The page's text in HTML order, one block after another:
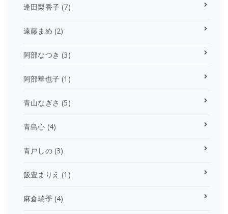
逢田梨香子 (7)
遠藤まめ (2)
阿部なつき (3)
阿部華也子 (1)
青山なぎさ (5)
青島心 (4)
青戸しの(3)
飯豊まりえ (1)
麻倉瑞季(4)